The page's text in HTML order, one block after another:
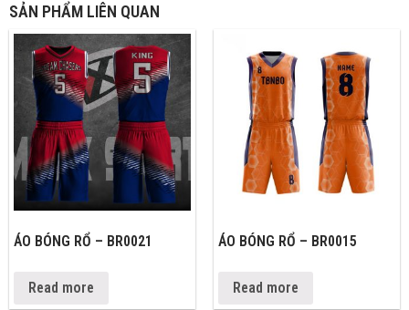
SẢN PHẨM LIÊN QUAN
ÁO BÓNG RỔ – BR0021
Read more
ÁO BÓNG RỔ – BR0015
Read more